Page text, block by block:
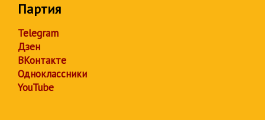
Партия
Telegram
Дзен
ВКонтакте
Одноклассники
YouTube